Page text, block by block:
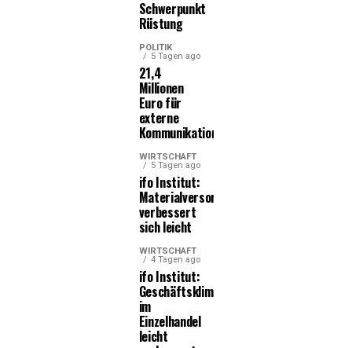
Schwerpunkt
Rüstung
POLITIK
5 Tagen ago
21,4
Millionen
Euro für
externe
Kommunikationsleistungen
WIRTSCHAFT
5 Tagen ago
ifo Institut:
Materialversorgung
verbessert
sich leicht
WIRTSCHAFT
4 Tagen ago
ifo Institut:
Geschäftsklima
im
Einzelhandel
leicht